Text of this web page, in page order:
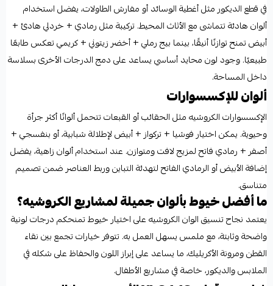
في قطع الديكور مثل أغطية الوسائد أو مفارش الطاولات، يفضل استخدام
ألوان هادئة تتماشى مع الأثاث المحيط. تركيبة مثل رمادي + خردلي هادئ +
أبيض تمنح توازنًا أنيقًا، بينما بيج رملي + أخضر زيتوني + كريمي تعكس طابعًا
طبيعيًا. وجود لون محايد أساسي يساعد على دمج الدرجات الأخرى بسلاسة
داخل المساحة.
ألوان للإكسسوارات
الإكسسوارات الكروشيه مثل الحقائب أو القبعات تتحمل ألوانًا أكثر جرأة
وحيوية. يمكن اختيار فوشيا + تركواز + أبيض لإطلالة شبابية، أو بنفسجي +
أصفر + رمادي فاتح لمزيج لافت ومتوازن. عند استخدام ألوان زاهية، يفضل
إضافة الأبيض أو الرمادي الفاتح لتهدئة التباين وربط العناصر ضمن تصميم
متناسق.
ما أفضل خيوط بألوان جميلة لمشاريع الكروشيه؟
يعتمد نجاح تنسيق الوان الكروشيه على اختيار خيوط تمنحكم درجات لونية
واضحة وثابتة، مع ملمس يسهل العمل به. تتوفر خيارات تجمع بين نقاء
القطن ومرونة الأكريليك، ما يساعد على إبراز اللون والحفاظ على شكله في
الملابس والديكور، خاصة في مشاريع الأطفال.